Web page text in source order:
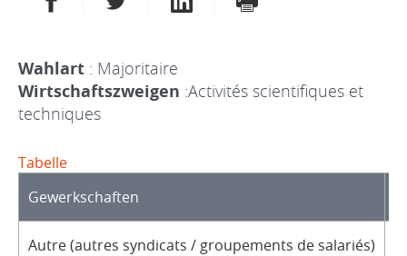
Wahlart : Majoritaire
Wirtschaftszweigen :Activités scientifiques et
techniques
Tabelle
Gewerkschaften
Autre (autres syndicats / groupements de salariés)